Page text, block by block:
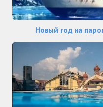
Новый год на